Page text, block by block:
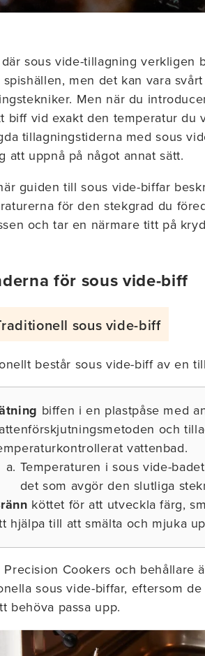
sous vide-tillagning verkligen
spishällen, men det kan vara
Men när du
biff vid exakt den temperatur du
tillagningstiderna med sous
att uppnå på något annat sätt.
guiden till sous vide-biffar
för den stekgrad du
och tar en närmare titt på
för sous vide-biff
sous vide-biff
består sous vide-biff av en
biffen i en plastpåse med
och
vattenbad.
Temperaturen i sous vide-
det som avgör den slutliga
köttet för att utveckla färg,
hjälpa till att smälta och mjuka
Precision Cookers och behållare
sous vide-biffar, eftersom
behöva passa upp.